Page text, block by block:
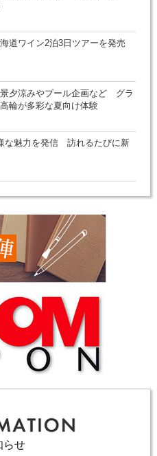
道ワイン2泊3日ツアーを発売
夕涼みやプール企画など グラ
輪が多彩な夏向け体験
な魅力を発信 訪れるたびに新
らせ